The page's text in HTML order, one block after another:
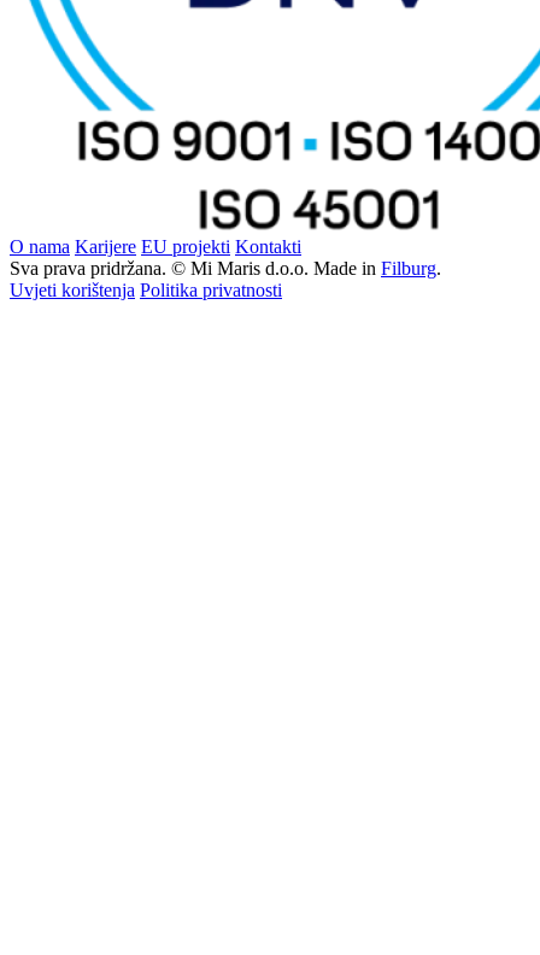
O nama Karijere EU projekti Kontakti
Sva prava pridržana. © Mi Maris d.o.o. Made in Filburg.
Uvjeti korištenja Politika privatnosti